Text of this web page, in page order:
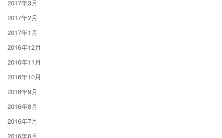
2017年3月
2017年2月
2017年1月
2016年12月
2016年11月
2016年10月
2016年9月
2016年8月
2016年7月
2016年6月